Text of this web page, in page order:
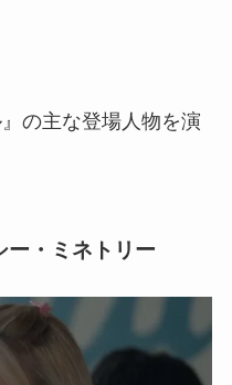
の主な登場人物を演
ー・ミネトリー